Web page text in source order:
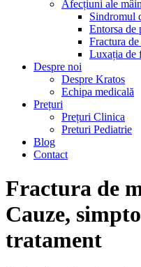
Afecțiuni ale
Sindromul
Entorsa de
Fractura
Luxația de
Despre noi
Despre Kratos
Echipa medicală
Prețuri
Prețuri Clinica
Preturi Pediatrie
Blog
Contact
Fractura de
Cauze,
tratament